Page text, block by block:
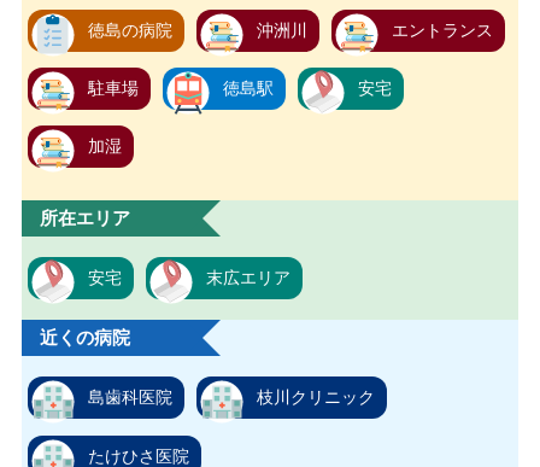
徳島の病院 沖洲川 エントランス
駐車場 徳島駅 安宅
加湿
所在エリア
安宅 末広エリア
近くの病院
島歯科医院 枝川クリニック
たけひさ医院